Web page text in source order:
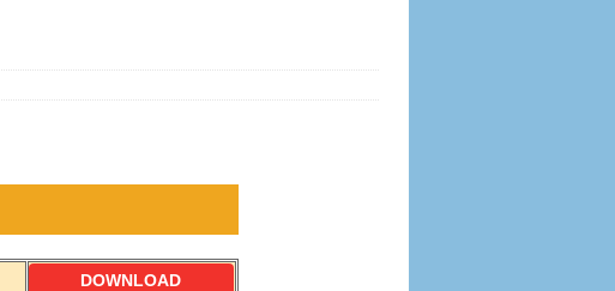
DOWNLOAD